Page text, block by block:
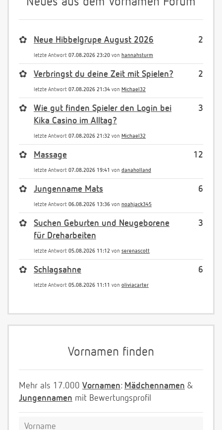
Neues aus dem Vornamen Forum
2
✿ Neue Hibbelgrupe August 2026
letzte Antwort 07.08.2026 23:20 von hannahsturm
2
✿ Verbringst du deine Zeit mit Spielen?
letzte Antwort 07.08.2026 21:34 von Michael32
3
✿
Wie gut finden Spieler den Login bei
Kika Casino im Alltag?
letzte Antwort 07.08.2026 21:32 von Michael32
12
✿ Massage
letzte Antwort 07.08.2026 19:41 von danaholland
6
✿ Jungenname Mats
letzte Antwort 06.08.2026 13:36 von noahjack345
3
✿
Suchen Geburten und Neugeborene
für Dreharbeiten
letzte Antwort 05.08.2026 11:12 von serenascott
6
✿ Schlagsahne
letzte Antwort 05.08.2026 11:11 von oliviacarter
Vornamen finden
Mehr als 17.000 Vornamen: Mädchennamen &
Jungennamen mit Bewertungsprofil